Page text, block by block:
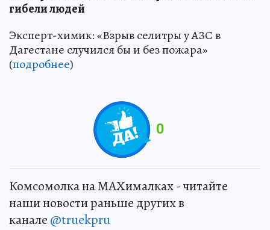
гибели людей
Эксперт-химик: «Взрыв селитры у АЗС в
Дагестане случился бы и без пожара»
(подробнее)
0
Комсомолка на MAXималках - читайте
наши новости раньше других в
канале @truekpru